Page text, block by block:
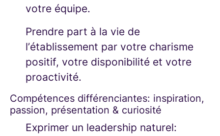
votre équipe.
Prendre part à la vie de
l’établissement par votre charisme
positif, votre disponibilité et votre
proactivité.
Compétences différenciantes: inspiration,
passion, présentation & curiosité
Exprimer un leadership naturel: